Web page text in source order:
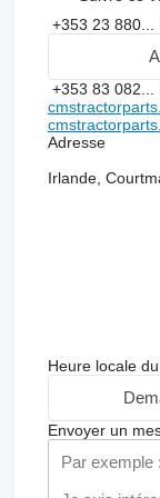
+353 23 880...
+353 83 082...
Adresse
Irlande,
Heure locale
Envoyer un